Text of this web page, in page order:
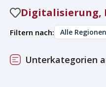
Digitalisierung,
Filtern nach:
Unterkategorien